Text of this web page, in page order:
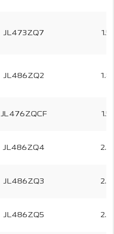
JL473ZQ7 1.5
JL486ZQ2 1.8
JL476ZQCF 1.5
JL486ZQ4 2.0
JL486ZQ3 2.0
JL486ZQ5 2.0